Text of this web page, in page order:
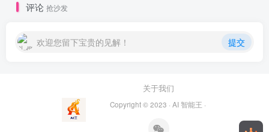
评论 抢沙发
欢迎您留下宝贵的见解！ 提交
关于我们
Copyright © 2023 · AI 智能王 ·